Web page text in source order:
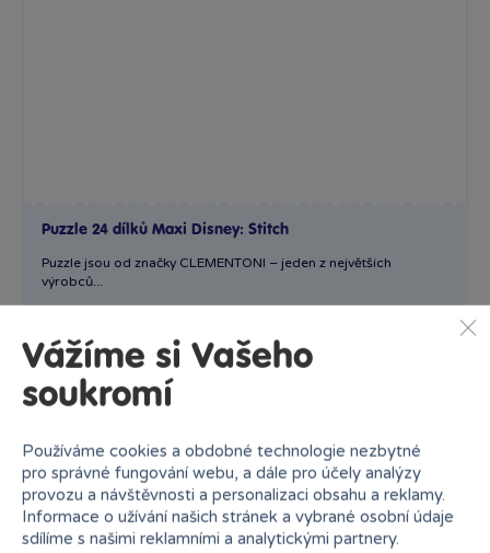
Puzzle 24 dílků Maxi Disney: Stitch
Puzzle jsou od značky CLEMENTONI – jeden z největších
výrobců...
Ihned:5 poboček
Vážíme si Vašeho
soukromí
Používáme cookies a obdobné technologie nezbytné
pro správné fungování webu, a dále pro účely analýzy
provozu a návštěvnosti a personalizaci obsahu a reklamy.
Informace o užívání našich stránek a vybrané osobní údaje
sdílíme s našimi reklamními a analytickými partnery.